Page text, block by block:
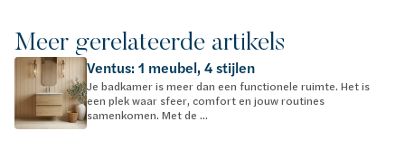
Meer gerelateerde artikels
Ventus: 1 meubel, 4 stijlen
Je badkamer is meer dan een functionele ruimte. Het is
een plek waar sfeer, comfort en jouw routines
samenkomen. Met de ...